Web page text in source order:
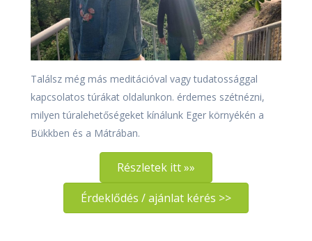
Találsz még más meditációval vagy tudatossággal
kapcsolatos túrákat oldalunkon. érdemes szétnézni,
milyen túralehetőségeket kínálunk Eger környékén a
Bükkben és a Mátrában.
Részletek itt »»
Érdeklődés / ajánlat kérés >>